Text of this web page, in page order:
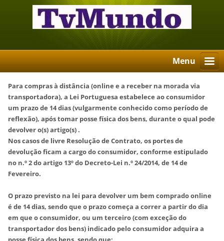
Menu
Para compras à distância (online e a receber na morada via
transportadora), a Lei Portuguesa estabelece ao consumidor
um prazo de 14 dias (vulgarmente conhecido como período de
reflexão), após tomar posse física dos bens, durante o qual pode
devolver o(s) artigo(s) .
Nos casos de livre Resolução de Contrato, os portes de
devolução ficam a cargo do consumidor, conforme estipulado
no n.º 2 do artigo 13º do Decreto-Lei n.º 24/2014, de 14 de
Fevereiro.
O prazo previsto na lei para devolver um bem comprado online
é de 14 dias, sendo que o prazo começa a correr a partir do dia
em que o consumidor, ou um terceiro (com exceção do
transportador dos bens) indicado pelo consumidor adquira a